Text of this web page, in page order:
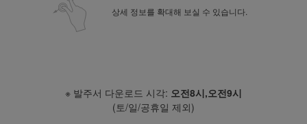
상세 정보를 확대해 보실 수 있습니다.
※ 발주서 다운로드 시각: 오전8시,오전9시
(토/일/공휴일 제외)